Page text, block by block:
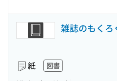
雑誌のもくろ
紙 図書